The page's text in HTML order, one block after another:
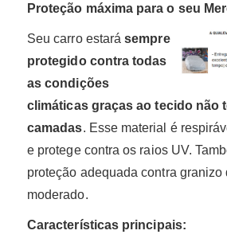
Proteção máxima para o seu
Seu carro estarásempre
protegido contra todas
as condições
climáticas graças ao tecido não
camadas. Esse material é
e protege contra os raios UV.
proteção adequada contra granizo
moderado.
Características principais: